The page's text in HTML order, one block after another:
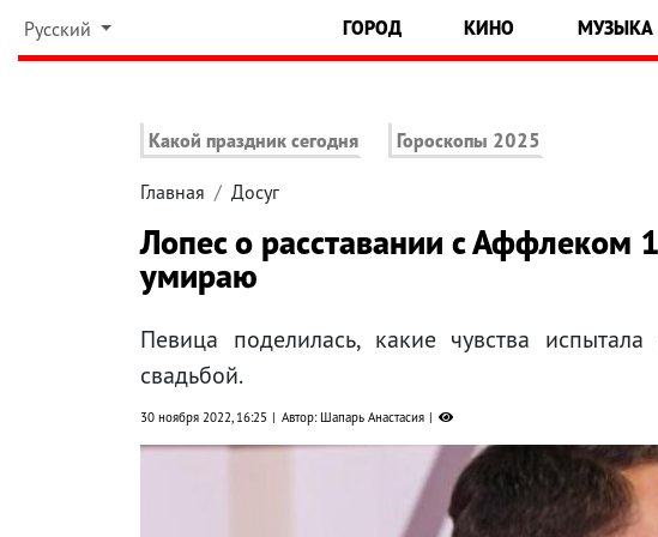
Русский ГОРОД КИНО МУЗЫКА
Какой праздник сегодня Гороскопы 2025
Главная Досуг
Лопес о расставании с Аффлеком
умираю
Певица поделилась, какие чувства
свадьбой.
30 ноября 2022, 16:25 Автор: Шапарь Анастасия